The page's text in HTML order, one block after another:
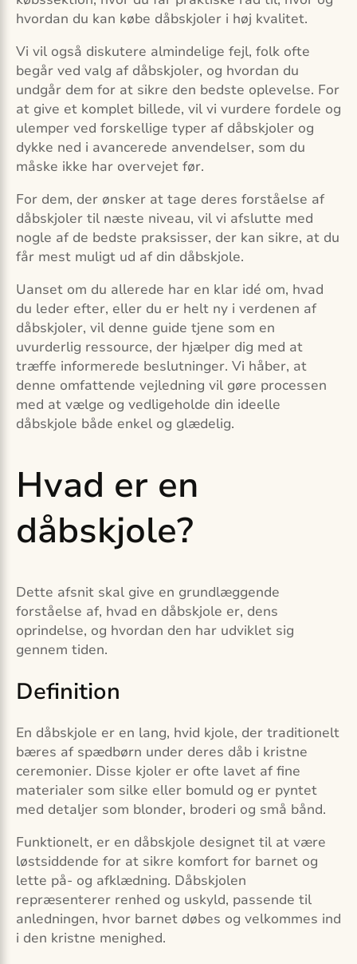
hvordan du kan købe dåbskjoler i høj kvalitet.
Vi vil også diskutere almindelige fejl, folk ofte
begår ved valg af dåbskjoler, og hvordan du
undgår dem for at sikre den bedste oplevelse. For
at give et komplet billede, vil vi vurdere fordele og
ulemper ved forskellige typer af dåbskjoler og
dykke ned i avancerede anvendelser, som du
måske ikke har overvejet før.
For dem, der ønsker at tage deres forståelse af
dåbskjoler til næste niveau, vil vi afslutte med
nogle af de bedste praksisser, der kan sikre, at du
får mest muligt ud af din dåbskjole.
Uanset om du allerede har en klar idé om, hvad
du leder efter, eller du er helt ny i verdenen af
dåbskjoler, vil denne guide tjene som en
uvurderlig ressource, der hjælper dig med at
træffe informerede beslutninger. Vi håber, at
denne omfattende vejledning vil gøre processen
med at vælge og vedligeholde din ideelle
dåbskjole både enkel og glædelig.
Hvad er en
dåbskjole?
Dette afsnit skal give en grundlæggende
forståelse af, hvad en dåbskjole er, dens
oprindelse, og hvordan den har udviklet sig
gennem tiden.
Definition
En dåbskjole er en lang, hvid kjole, der traditionelt
bæres af spædbørn under deres dåb i kristne
ceremonier. Disse kjoler er ofte lavet af fine
materialer som silke eller bomuld og er pyntet
med detaljer som blonder, broderi og små bånd.
Funktionelt, er en dåbskjole designet til at være
løstsiddende for at sikre komfort for barnet og
lette på- og afklædning. Dåbskjolen
repræsenterer renhed og uskyld, passende til
anledningen, hvor barnet døbes og velkommes ind
i den kristne menighed.